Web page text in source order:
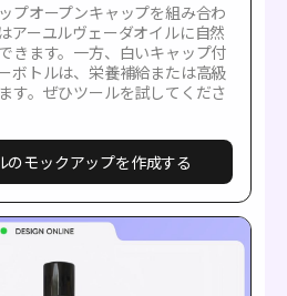
プオープンキャップを組み合わ
アーユルヴェーダオイルに自然
きます。一方、白いキャップ付
ボトルは、栄養補給または高級
す。ぜひツールを試してくださ
のモックアップを作成する